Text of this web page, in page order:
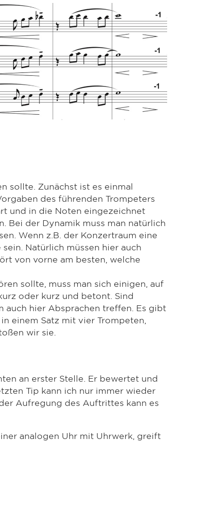
sollte. Zunächst ist es einmal
des führenden Trompeters
und in die Noten eingezeichnet
Bei der Dynamik muss man natürlich
Wenn z.B. der Konzertraum eine
Natürlich müssen hier auch
von vorne am besten, welche
sollte, muss man sich einigen, auf
oder kurz und betont. Sind
auch hier Absprachen treffen. Es gibt
einem Satz mit vier Trompeten,
wir sie.
an erster Stelle. Er bewertet und
Tip kann ich nur immer wieder
Aufregung des Auftrittes kann es
analogen Uhr mit Uhrwerk, greift